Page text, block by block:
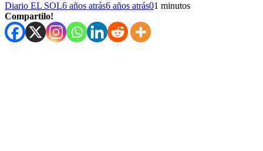
Diario EL SOL6 años atrás6 años atrás01 minutos
Compartilo!